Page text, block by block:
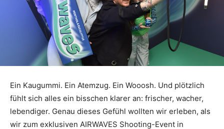
Ein Kaugummi. Ein Atemzug. Ein Wooosh. Und plötzlich
fühlt sich alles ein bisschen klarer an: frischer, wacher,
lebendiger. Genau dieses Gefühl wollten wir erleben, als
wir zum exklusiven AIRWAVES Shooting-Event in